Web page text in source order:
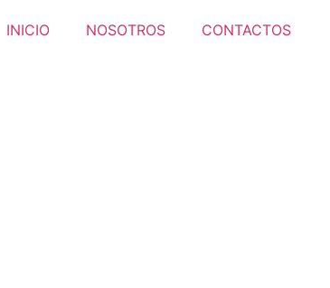
INICIO NOSOTROS CONTACTOS